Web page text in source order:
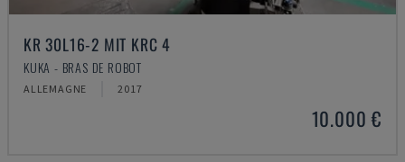
KR 30L16-2 MIT KRC 4
KUKA - BRAS DE ROBOT
ALLEMAGNE 2017
10.000 €